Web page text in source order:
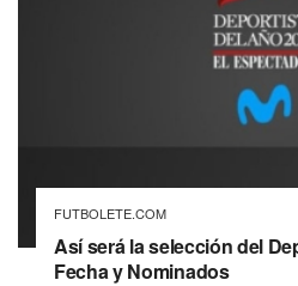
FUTBOLETE.COM
Así será la selección del
Fecha y Nominados